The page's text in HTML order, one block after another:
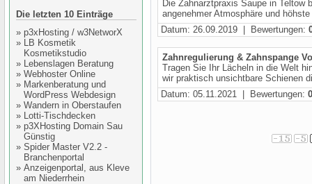
Die letzten 10 Einträge
» p3xHosting / w3NetworX
» LB Kosmetik
Kosmetikstudio
» Lebenslagen Beratung
» Webhoster Online
» Markenberatung und
WordPress Webdesign
» Wandern in Oberstaufen
» Lotti-Tischdecken
» p3XHosting Domain Sau
Günstig
» Spider Master V2.2 -
Branchenportal
» Anzeigenportal, aus Kleve
am Niederrhein
Die Zahnarztpraxis Saupe in Teltow
angenehmer Atmosphäre und
Datum: 26.09.2019 | Bewertungen:
Zahnregulierung & Zahnspange
Tragen Sie Ihr Lächeln in die Welt
wir praktisch unsichtbare Schienen
Datum: 05.11.2021 | Bewertungen: 0